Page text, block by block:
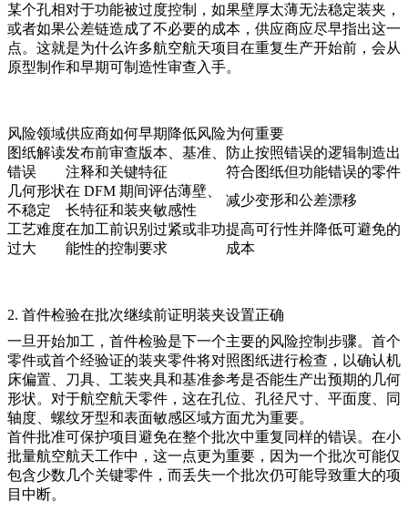
某个孔相对于功能被过度控制，如果壁厚太薄无法稳定装夹，
或者如果公差链造成了不必要的成本，供应商应尽早指出这一
点。这就是为什么许多航空航天项目在重复生产开始前，会从
原型制作和早期可制造性审查入手。
风险领域供应商如何早期降低风险为何重要
图纸解读
错误
发布前审查版本、基准、
注释和关键特征
防止按照错误的逻辑制造出
符合图纸但功能错误的零件
几何形状
不稳定
在 DFM 期间评估薄壁、
长特征和装夹敏感性
减少变形和公差漂移
工艺难度
过大
在加工前识别过紧或非功
能性的控制要求
提高可行性并降低可避免的
成本
2. 首件检验在批次继续前证明装夹设置正确
一旦开始加工，首件检验是下一个主要的风险控制步骤。首个
零件或首个经验证的装夹零件将对照图纸进行检查，以确认机
床偏置、刀具、工装夹具和基准参考是否能生产出预期的几何
形状。对于航空航天零件，这在孔位、孔径尺寸、平面度、同
轴度、螺纹牙型和表面敏感区域方面尤为重要。
首件批准可保护项目避免在整个批次中重复同样的错误。在小
批量航空航天工作中，这一点更为重要，因为一个批次可能仅
包含少数几个关键零件，而丢失一个批次仍可能导致重大的项
目中断。